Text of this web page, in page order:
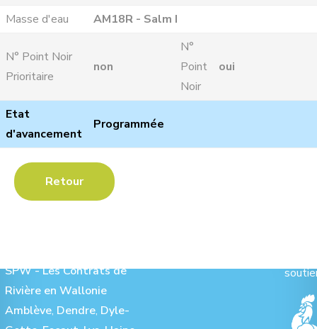
Masse d'eau
AM18R - Salm I
N° Point Noir
Prioritaire
non
N°
Point
Noir
oui
Etat
d'avancement
Programmée
Retour
SPW - Les Contrats de
Rivière en Wallonie
Amblève, Dendre, Dyle-